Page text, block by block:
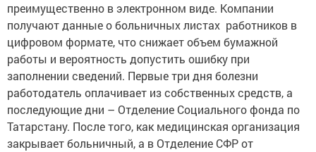
преимущественно в электронном виде. Компании
получают данные о больничных листах работников в
цифровом формате, что снижает объем бумажной
работы и вероятность допустить ошибку при
заполнении сведений. Первые три дня болезни
работодатель оплачивает из собственных средств, а
последующие дни – Отделение Социального фонда по
Татарстану. После того, как медицинская организация
закрывает больничный, а в Отделение СФР от